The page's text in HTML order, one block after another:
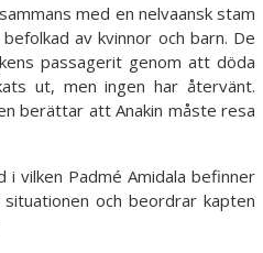
med en nelvaansk stam
av kvinnor och barn. De
passagerit genom att döda
ut, men ingen har återvänt.
berättar att Anakin måste resa
vilken Padmé Amidala befinner
och beordrar kapten